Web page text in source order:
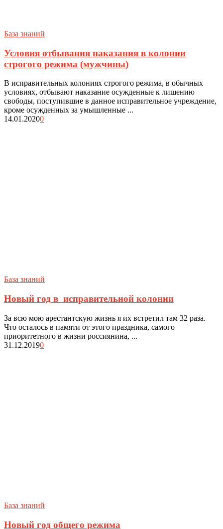
База знаний
Условия отбывания наказания в колонии
строгого режима (мужчины)
В исправительных колониях строгого режима, в обычных
условиях, отбывают наказание осужденные к лишению
свободы, поступившие в данное исправительное учреждение,
кроме осужденных за умышленные ...
14.01.20200
База знаний
Новый год в исправительной колонии
За всю мою арестантскую жизнь я их встретил там 32 раза.
Что осталось в памяти от этого праздника, самого
приоритетного в жизни россиянина, ...
31.12.20190
База знаний
Новый год общего режима